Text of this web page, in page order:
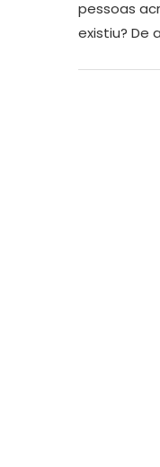
pessoas
existiu? De